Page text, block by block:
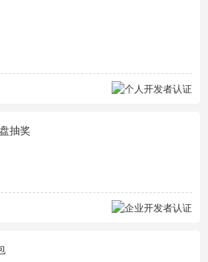
抽奖